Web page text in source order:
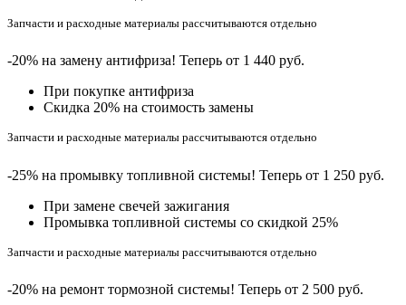
Запчасти и расходные материалы рассчитываются отдельно
-20% на замену антифриза! Теперь от 1 440 руб.
При покупке антифриза
Cкидка 20% на стоимость замены
Запчасти и расходные материалы рассчитываются отдельно
-25% на промывку топливной системы! Теперь от 1 250 руб.
При замене свечей зажигания
Промывка топливной системы со скидкой 25%
Запчасти и расходные материалы рассчитываются отдельно
-20% на ремонт тормозной системы! Теперь от 2 500 руб.